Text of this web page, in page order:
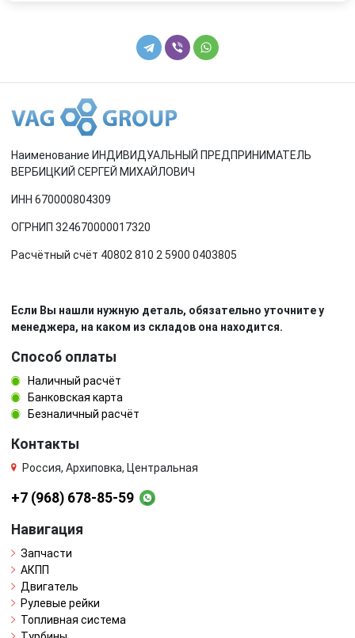
Наименование ИНДИВИДУАЛЬНЫЙ ПРЕДПРИНИМАТЕЛЬ
ВЕРБИЦКИЙ СЕРГЕЙ МИХАЙЛОВИЧ
ИНН 670000804309
ОГРНИП 324670000017320
Расчётный счёт 40802 810 2 5900 0403805
Если Вы нашли нужную деталь, обязательно уточните у
менеджера, на каком из складов она находится.
Способ оплаты
Наличный расчёт
Банковская карта
Безналичный расчёт
Контакты
Россия, Архиповка, Центральная
+7 (968) 678-85-59
Навигация
Запчасти
АКПП
Двигатель
Рулевые рейки
Топливная система